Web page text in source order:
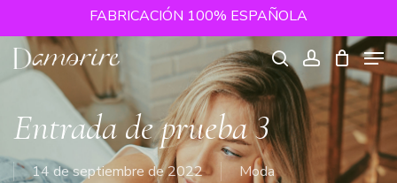
to
main
content
FABRICACIÓN 100% ESPAÑOLA
search account
Cart Close
Cart
Entrada de prueba 3
14 de septiembre de 2022 Moda